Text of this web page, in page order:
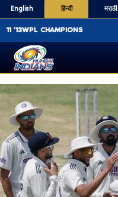
English हिन्दी मराठी
minycricket.com
CHAMPIONS '23 '25